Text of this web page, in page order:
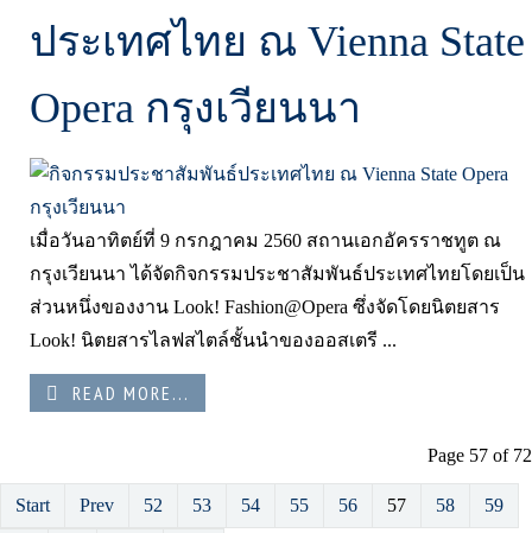
ประเทศไทย ณ Vienna State
Opera กรุงเวียนนา
เมื่อวันอาทิตย์ที่ 9 กรกฎาคม 2560 สถานเอกอัครราชทูต ณ
กรุงเวียนนา ได้จัดกิจกรรมประชาสัมพันธ์ประเทศไทยโดยเป็น
ส่วนหนึ่งของงาน Look! Fashion@Opera ซึ่งจัดโดยนิตยสาร
Look! นิตยสารไลฟสไตล์ชั้นนำของออสเตรี ...
READ MORE...
Page 57 of 72
Start Prev 52 53 54 55 56 57 58 59